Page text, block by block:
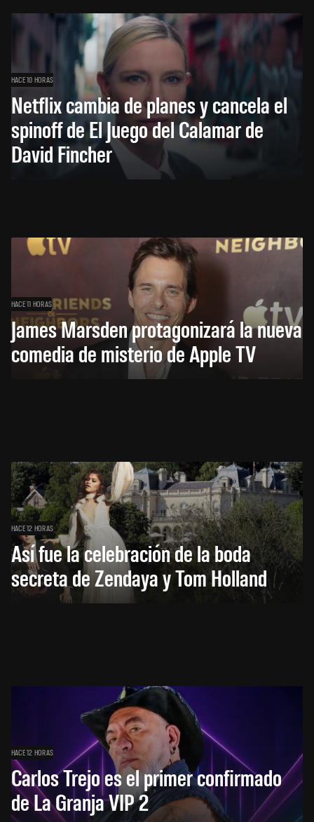
HACE 10 HORAS
Netflix cambia de planes y cancela el
spinoff de El Juego del Calamar de
David Fincher
HACE 11 HORAS
James Marsden protagonizará la nueva
comedia de misterio de Apple TV
HACE 12 HORAS
Así fue la celebración de la boda
secreta de Zendaya y Tom Holland
HACE 12 HORAS
Carlos Trejo es el primer confirmado
de La Granja VIP 2